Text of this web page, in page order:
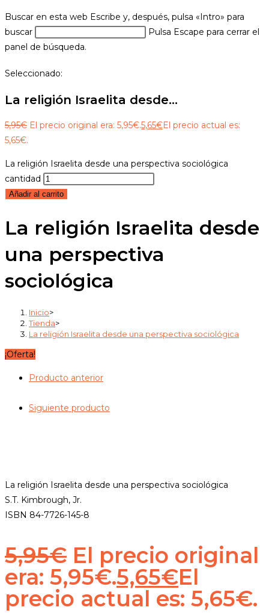
Buscar en esta web Escribe y, después, pulsa «Intro» para
buscar
Pulsa Escape para cerrar el
panel de búsqueda.
Seleccionado:
La religión Israelita desde…
5,95€ El precio original era: 5,95€.5,65€El precio actual es:
5,65€.
La religión Israelita desde una perspectiva sociológica
cantidad
Añadir al carrito
La religión Israelita desde
una perspectiva
sociológica
Inicio>
Tienda>
La religión Israelita desde una perspectiva sociológica
¡Oferta!
Producto anterior
Siguiente producto
La religión Israelita desde una perspectiva sociológica
S.T. Kimbrough, Jr.
ISBN 84-7726-145-8
5,95€ El precio original
era: 5,95€.5,65€El
precio actual es: 5,65€.